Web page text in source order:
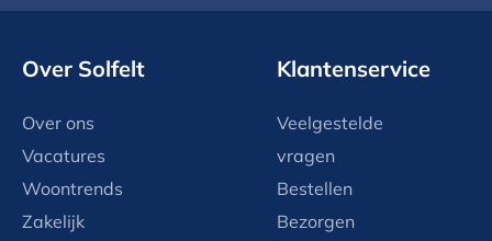
Over Solfelt
Over ons
Vacatures
Woontrends
Zakelijk
Klantenservice
Veelgestelde
vragen
Bestellen
Bezorgen